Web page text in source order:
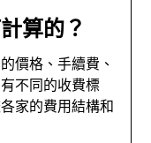
算的？
價格、手續費、
不同的收費標
家的費用結構和